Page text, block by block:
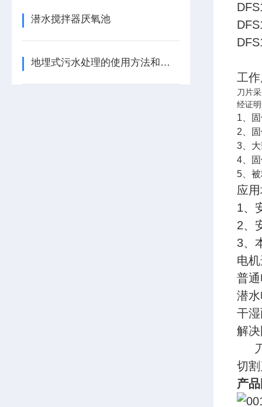
潜水搅拌器厌氧池
地埋式污水处理的使用方法和使用范围
工
刀片
经证
1、
2、
3、
4、
5、
应
1、
2、
3、
电
普
潜
干
解
刀
切
产